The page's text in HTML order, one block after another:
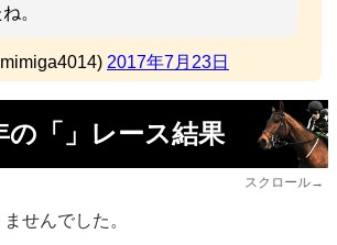
。
2017年7月23日
の「」レース結果
スクロール→
せんでした。